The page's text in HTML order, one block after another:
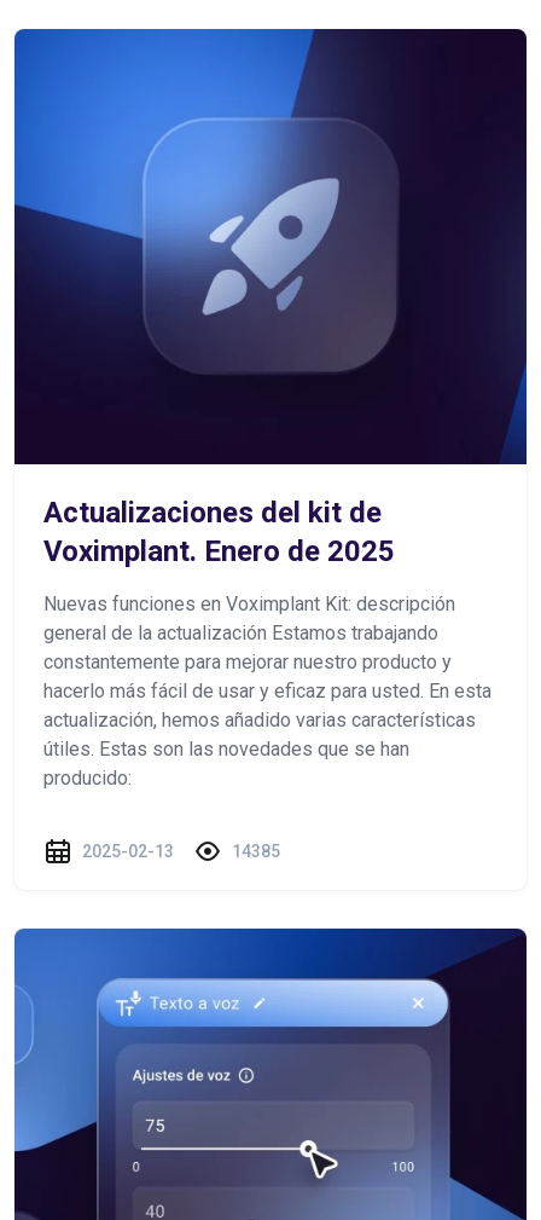
Actualizaciones del kit de
Voximplant. Enero de 2025
Nuevas funciones en Voximplant Kit: descripción
general de la actualización Estamos trabajando
constantemente para mejorar nuestro producto y
hacerlo más fácil de usar y eficaz para usted. En esta
actualización, hemos añadido varias características
útiles. Estas son las novedades que se han
producido:
2025-02-13 14385